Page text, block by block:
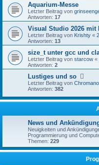
Aquarium-Messe
Letzter Beitrag von
Antworten: 17
Visual Studio 2026 mit
Letzter Beitrag von Krishty «
Antworten: 13
size_t unter gcc und
Letzter Beitrag von starcow «
Antworten: 2
Lustiges und so
Letzter Beitrag von
Antworten: 382
News und
Neuigkeiten und
Programmierung und
Themen: 229